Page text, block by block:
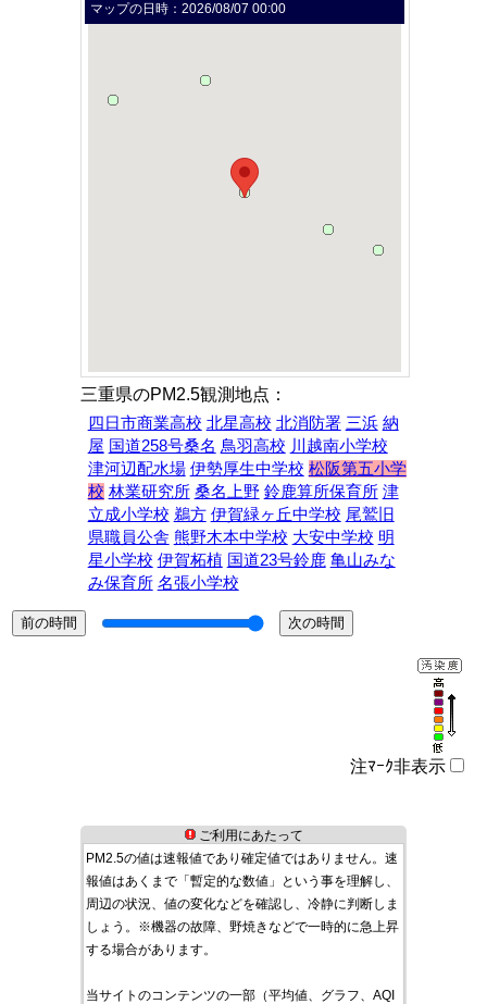
マップの日時：2026/08/07 00:00
三重県のPM2.5観測地点：
四日市商業高校 北星高校 北消防署 三浜 納
屋 国道258号桑名 鳥羽高校 川越南小学校
津河辺配水場 伊勢厚生中学校 松阪第五小学
校 林業研究所 桑名上野 鈴鹿算所保育所 津
立成小学校 鵜方 伊賀緑ヶ丘中学校 尾鷲旧
県職員公舎 熊野木本中学校 大安中学校 明
星小学校 伊賀柘植 国道23号鈴鹿 亀山みな
み保育所 名張小学校
注ﾏｰｸ非表示
ご利用にあたって
PM2.5の値は速報値であり確定値ではありません。速
報値はあくまで「暫定的な数値」という事を理解し、
周辺の状況、値の変化などを確認し、冷静に判断しま
しょう。※機器の故障、野焼きなどで一時的に急上昇
する場合があります。
当サイトのコンテンツの一部（平均値、グラフ、AQI